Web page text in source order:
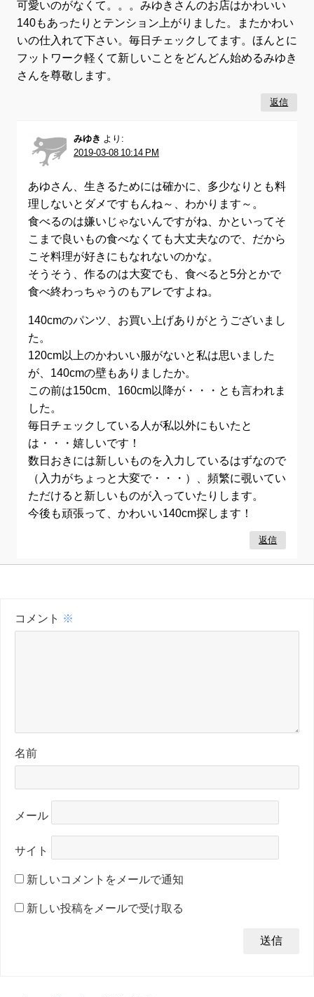
可愛いのがなくて。。。みゆきさんのお店はかわいい
140もあったりとテンション上がりました。またかわい
いの仕入れて下さい。毎日チェックしてます。ほんとに
フットワーク軽くて新しいことをどんどん始めるみゆき
さんを尊敬します。
返信
みゆき より:
2019-03-08 10:14 PM
あゆさん、生きるためには確かに、多少なりとも料
理しないとダメですもんね～、わかります～。
食べるのは嫌いじゃないんですがね、かといってそ
こまで良いもの食べなくても大丈夫なので、だから
こそ料理が好きにもなれないのかな。
そうそう、作るのは大変でも、食べると5分とかで
食べ終わっちゃうのもアレですよね。
140cmのパンツ、お買い上げありがとうございまし
た。
120cm以上のかわいい服がないと私は思いました
が、140cmの壁もありましたか。
この前は150cm、160cm以降が・・・とも言われま
した。
毎日チェックしている人が私以外にもいたと
は・・・嬉しいです！
数日おきには新しいものを入力しているはずなので
（入力がちょっと大変で・・・）、頻繁に覗いてい
ただけると新しいものが入っていたりします。
今後も頑張って、かわいい140cm探します！
返信
コメント ※
名前
メール
サイト
新しいコメントをメールで通知
新しい投稿をメールで受け取る